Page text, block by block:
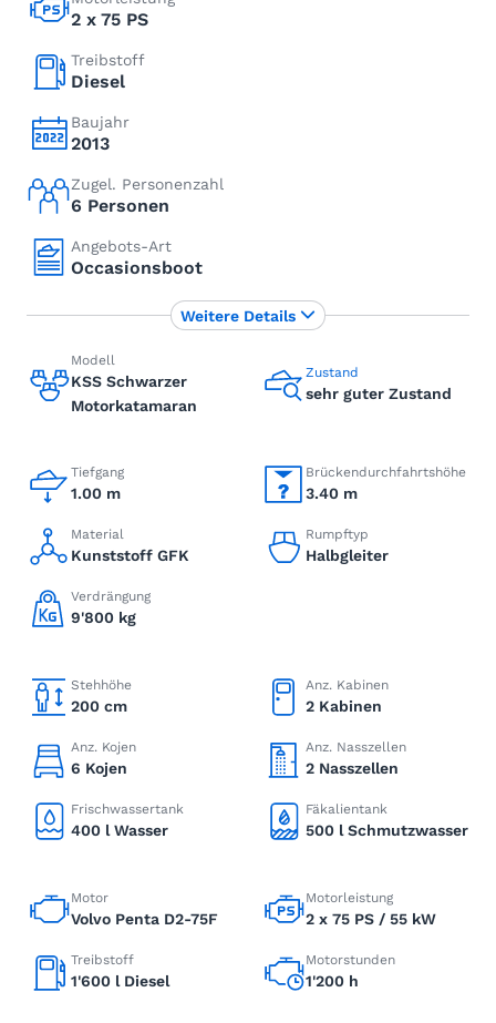
2 x 75 PS
Treibstoff
Diesel
Baujahr
2013
Zugel. Personenzahl
6 Personen
Angebots-Art
Occasionsboot
Modell
KSS Schwarzer
Motorkatamaran
Zustand
sehr guter Zustand
Tiefgang
1.00 m
Brückendurchfahrtshöhe
3.40 m
Material
Kunststoff GFK
Rumpftyp
Halbgleiter
Verdrängung
9'800 kg
Stehhöhe
200 cm
Anz. Kabinen
2 Kabinen
Anz. Kojen
6 Kojen
Anz. Nasszellen
2 Nasszellen
Frischwassertank
400 l Wasser
Fäkalientank
500 l Schmutzwasser
Motor
Volvo Penta D2-75F
Motorleistung
2 x 75 PS / 55 kW
Treibstoff
1'600 l Diesel
Motorstunden
1'200 h
Weitere Details